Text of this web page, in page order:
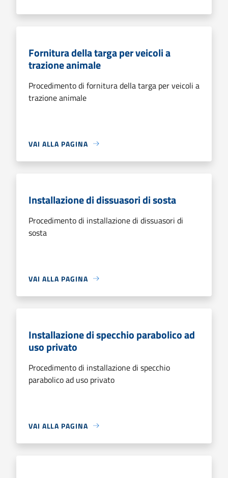
Fornitura della targa per veicoli a
trazione animale
Procedimento di fornitura della targa per veicoli a
trazione animale
VAI ALLA PAGINA
Installazione di dissuasori di sosta
Procedimento di installazione di dissuasori di
sosta
VAI ALLA PAGINA
Installazione di specchio parabolico ad
uso privato
Procedimento di installazione di specchio
parabolico ad uso privato
VAI ALLA PAGINA